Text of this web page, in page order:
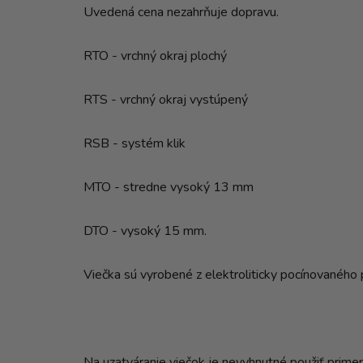
Uvedená cena nezahrňuje dopravu.
RTO - vrchný okraj plochý
RTS - vrchný okraj vystúpený
RSB - systém klik
MTO - stredne vysoký 13 mm
DTO - vysoký 15 mm.
Viečka sú vyrobené z elektroliticky pocínovaného